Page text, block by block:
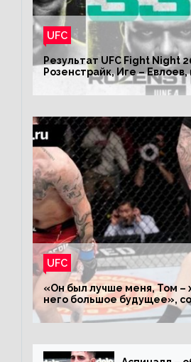
UFC
Результат UFC Fight Night
Розенстрайк, Иге –
турнира ЮФС ФН 207
UFC
«Он был лучше меня, Том –
него большое будущее»,
о поражении Аспиналлу